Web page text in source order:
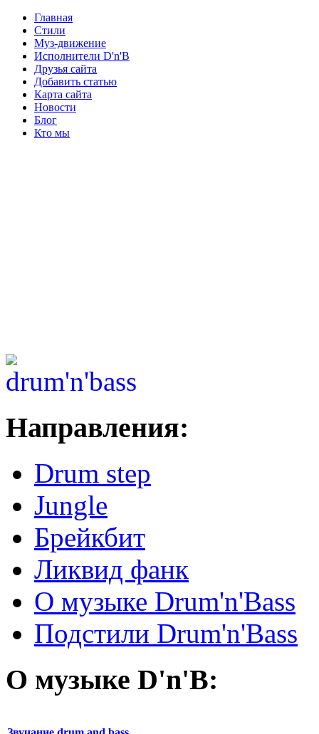
Главная
Стили
Муз-движение
Исполнители D'n'B
Друзья сайта
Добавить статью
Карта сайта
Новости
Блог
Кто мы
Направления:
Drum step
Jungle
Брейкбит
Ликвид фанк
О музыке Drum'n'Bass
Подстили Drum'n'Bass
О музыке D'n'B: